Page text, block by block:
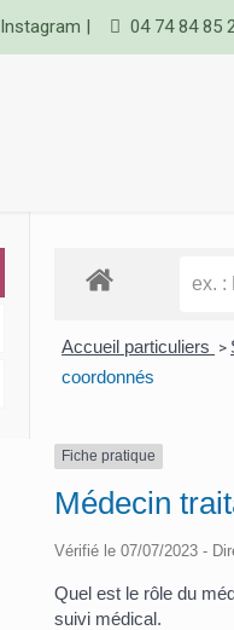
Instagram | 04 74 84 85
Accueil particuliers >
coordonnés
Fiche pratique
Médecin
Vérifié le 07/07/2023 -
Quel est le rôle du
suivi médical.